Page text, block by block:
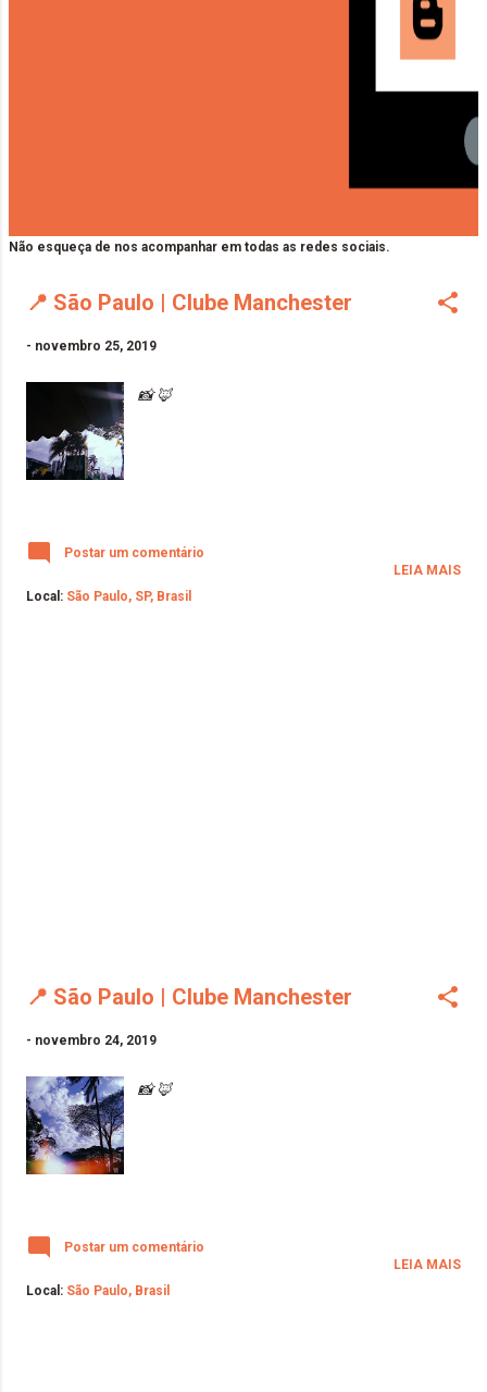
Não esqueça de nos acompanhar em todas as redes sociais.
📍 São Paulo | Clube Manchester
- novembro 25, 2019
📸 🦊
Postar um comentário
Local: São Paulo, SP, Brasil
LEIA MAIS
📍 São Paulo | Clube Manchester
- novembro 24, 2019
📸 🦊
Postar um comentário
Local: São Paulo, Brasil
LEIA MAIS